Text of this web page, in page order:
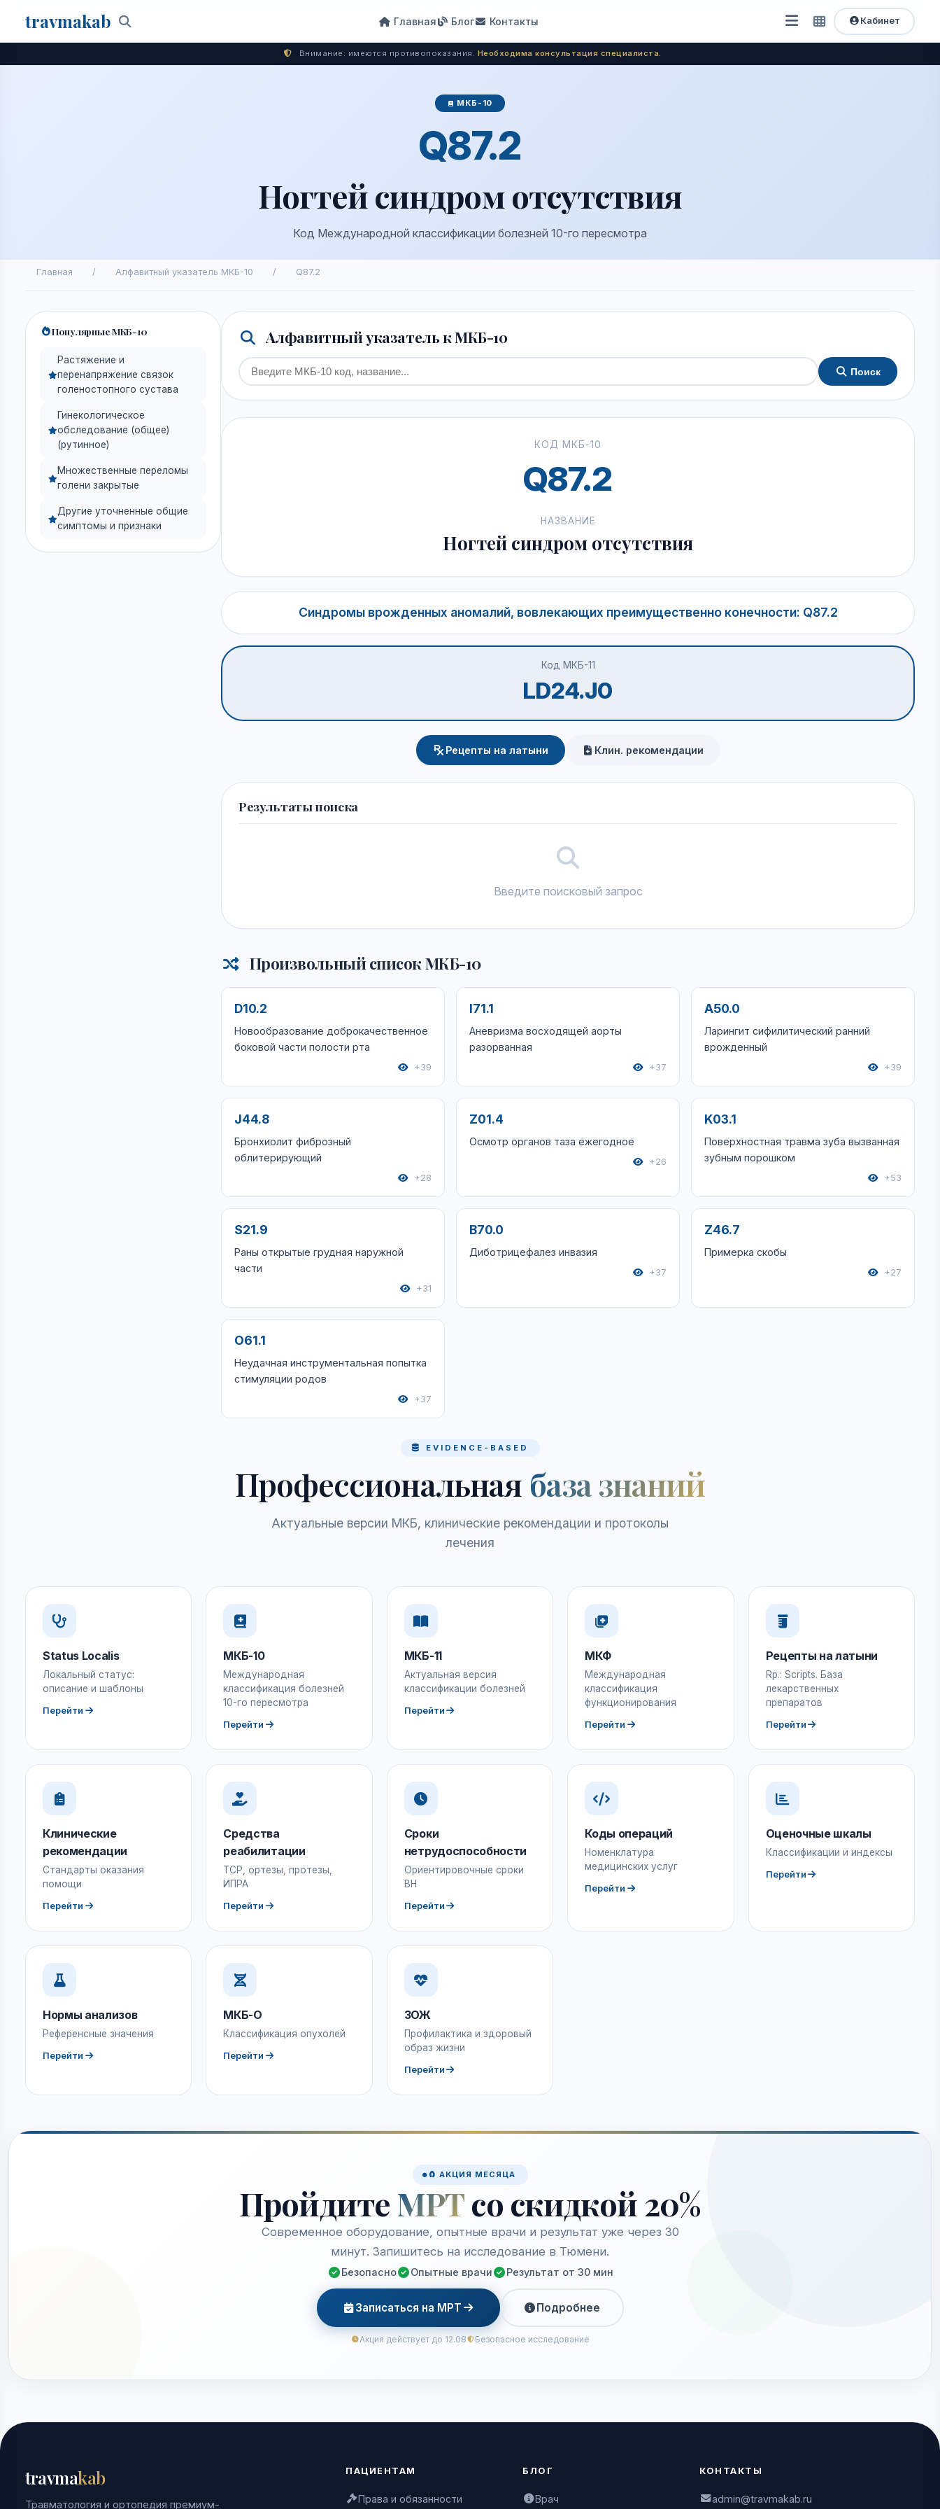
travmakab Поиск
Главная Блог Контакты
Открыть
меню
Быстрый
доступ
Кабинет
Внимание: имеются противопоказания. Необходима консультация специалиста.
МКБ-10
Q87.2
Ногтей синдром отсутствия
Код Международной классификации болезней 10-го пересмотра
Главная / Алфавитный указатель МКБ-10 / Q87.2
Популярные МКБ-10
Растяжение и
перенапряжение связок
голеностопного сустава
Гинекологическое
обследование (общее)
(рутинное)
Множественные переломы
голени закрытые
Другие уточненные общие
симптомы и признаки
Алфавитный указатель к МКБ-10
Поиск
КОД МКБ-10
Q87.2
НАЗВАНИЕ
Ногтей синдром отсутствия
Синдромы врожденных аномалий, вовлекающих преимущественно конечности: Q87.2
Код МКБ-11
LD24.J0
Рецепты на латыни Клин. рекомендации
Результаты поиска
Введите поисковый запрос
Произвольный список МКБ-10
D10.2
Новообразование доброкачественное
боковой части полости рта
+39
I71.1
Аневризма восходящей аорты
разорванная
+37
A50.0
Ларингит сифилитический ранний
врожденный
+39
J44.8
Бронхиолит фиброзный
облитерирующий
+28
Z01.4
Осмотр органов таза ежегодное
+26
K03.1
Поверхностная травма зуба вызванная
зубным порошком
+53
S21.9
Раны открытые грудная наружной
части
+31
B70.0
Диботрицефалез инвазия
+37
Z46.7
Примерка скобы
+27
O61.1
Неудачная инструментальная попытка
стимуляции родов
+37
EVIDENCE-BASED
Профессиональная база знаний
Актуальные версии МКБ, клинические рекомендации и протоколы
лечения
Status Localis
Локальный статус:
описание и шаблоны
Перейти
МКБ-10
Международная
классификация болезней
10-го пересмотра
Перейти
МКБ-11
Актуальная версия
классификации болезней
Перейти
МКФ
Международная
классификация
функционирования
Перейти
Рецепты на латыни
Rp.: Scripts. База
лекарственных
препаратов
Перейти
Клинические
рекомендации
Стандарты оказания
помощи
Перейти
Средства
реабилитации
ТСР, ортезы, протезы,
ИПРА
Перейти
Сроки
нетрудоспособности
Ориентировочные сроки
ВН
Перейти
Коды операций
Номенклатура
медицинских услуг
Перейти
Оценочные шкалы
Классификации и индексы
Перейти
Нормы анализов
Референсные значения
Перейти
МКБ-О
Классификация опухолей
Перейти
ЗОЖ
Профилактика и здоровый
образ жизни
Перейти
🧲 АКЦИЯ МЕСЯЦА
Пройдите МРТсо скидкой 20%
Современное оборудование, опытные врачи и результат уже через 30
минут. Запишитесь на исследование в Тюмени.
Безопасно Опытные врачи Результат от 30 мин
Записаться на МРТ Подробнее
Акция действует до 12.08 Безопасное исследование
travmakab
Травматология и ортопедия премиум-
ПАЦИЕНТАМ
Права и обязанности
БЛОГ
Врач
КОНТАКТЫ
admin@travmakab.ru